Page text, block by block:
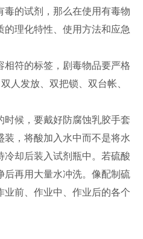
毒的试剂，那么在使用有毒物
的理化特性、使用方法和应急
相符的标签，剧毒物品要严格
人发放、双把锁、双台帐、
时候，要戴好防腐蚀乳胶手套
装，将酸加入水中而不是将水
冷却后装入试剂瓶中。若硫酸
后再用大量水冲洗。像配制硫
业前、作业中、作业后的各个